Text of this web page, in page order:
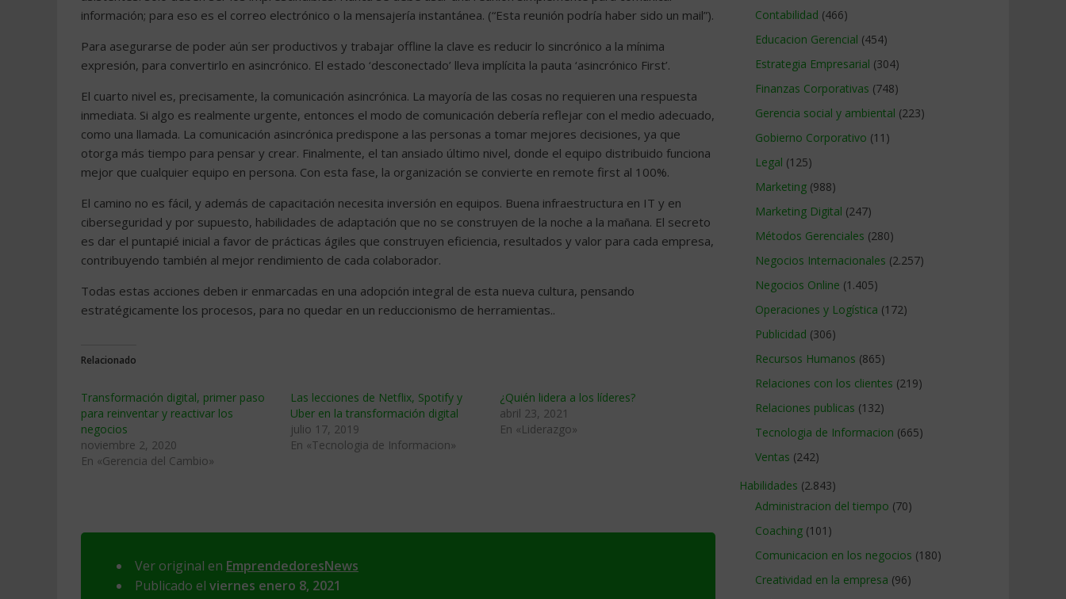
información; para eso es el correo electrónico o la mensajería instantánea. (“Esta reunión podría haber sido un mail”).
Para asegurarse de poder aún ser productivos y trabajar offline la clave es reducir lo sincrónico a la mínima
expresión, para convertirlo en asincrónico. El estado ‘desconectado’ lleva implícita la pauta ‘asincrónico First’.
El cuarto nivel es, precisamente, la comunicación asincrónica. La mayoría de las cosas no requieren una respuesta
inmediata. Si algo es realmente urgente, entonces el modo de comunicación debería reflejar con el medio adecuado,
como una llamada. La comunicación asincrónica predispone a las personas a tomar mejores decisiones, ya que
otorga más tiempo para pensar y crear. Finalmente, el tan ansiado último nivel, donde el equipo distribuido funciona
mejor que cualquier equipo en persona. Con esta fase, la organización se convierte en remote first al 100%.
El camino no es fácil, y además de capacitación necesita inversión en equipos. Buena infraestructura en IT y en
ciberseguridad y por supuesto, habilidades de adaptación que no se construyen de la noche a la mañana. El secreto
es dar el puntapié inicial a favor de prácticas ágiles que construyen eficiencia, resultados y valor para cada empresa,
contribuyendo también al mejor rendimiento de cada colaborador.
Todas estas acciones deben ir enmarcadas en una adopción integral de esta nueva cultura, pensando
estratégicamente los procesos, para no quedar en un reduccionismo de herramientas..
Relacionado
Transformación digital, primer paso
para reinventar y reactivar los
negocios
noviembre 2, 2020
En «Gerencia del Cambio»
Las lecciones de Netflix, Spotify y
Uber en la transformación digital
julio 17, 2019
En «Tecnologia de Informacion»
¿Quién lidera a los líderes?
abril 23, 2021
En «Liderazgo»
Ver original en EmprendedoresNews
Publicado el viernes enero 8, 2021
Contabilidad (466)
Educacion Gerencial (454)
Estrategia Empresarial (304)
Finanzas Corporativas (748)
Gerencia social y ambiental (223)
Gobierno Corporativo (11)
Legal (125)
Marketing (988)
Marketing Digital (247)
Métodos Gerenciales (280)
Negocios Internacionales (2.257)
Negocios Online (1.405)
Operaciones y Logística (172)
Publicidad (306)
Recursos Humanos (865)
Relaciones con los clientes (219)
Relaciones publicas (132)
Tecnologia de Informacion (665)
Ventas (242)
Habilidades (2.843)
Administracion del tiempo (70)
Coaching (101)
Comunicacion en los negocios (180)
Creatividad en la empresa (96)